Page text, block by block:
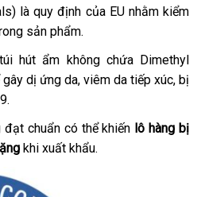
là quy định của EU nhằm kiểm
sản phẩm.
hút ẩm không chứa Dimethyl
dị ứng da, viêm da tiếp xúc, bị
chuẩn có thể khiến lô hàng bị
khi xuất khẩu.